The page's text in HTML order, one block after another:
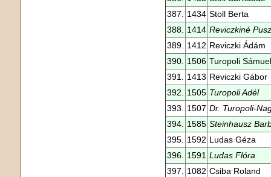
387.
1434 Stoll Berta
388.
1414 Reviczkiné
389.
1412 Reviczki Ádám
390.
1506 Turopoli Sámuel
391.
1413 Reviczki Gábor
392.
1505 Turopoli Adél
393.
1507 Dr. Turopoli-
394.
1585 Steinhausz
395.
1592 Ludas Géza
396.
1591 Ludas Flóra
397.
1082 Csiba Roland